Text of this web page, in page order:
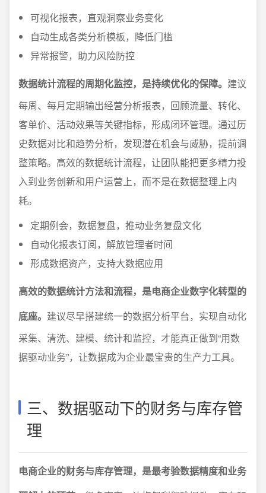
可视化报表，直观洞察业务变化
自动生成各类分析模板，降低门槛
异常报警，助力风险防控
数据统计流程的周期化监控，是持续优化的保障。 建议
每周、每月定期输出经营分析报表，回顾流量、转化、
客单价、活动效果等关键指标，形成闭环管理。通过历
史数据对比和趋势分析，发现潜在机会与威胁，提前调
整策略。高效的数据统计流程，让团队能把更多精力投
入到业务创新和用户运营上，而不是在数据整理上内
耗。
定期例会，数据复盘，推动业务复盘文化
自动化报表订阅，解放管理者时间
形成数据资产，支持大数据应用
高效的数据统计方法和流程，是电商企业数字化转型的
底座。 建议尽早搭建统一的数据分析平台，实现自动化
采集、清洗、建模、统计和监控，才能真正做到“用数
据驱动业务”，让数据成为企业最宝贵的生产力工具。
三、数据驱动下的财务与库存管
理
电商企业的财务与库存管理，是最考验数据精度和业务